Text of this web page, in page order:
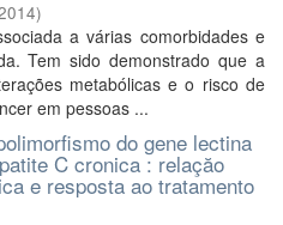
)
a várias comorbidades e
Tem sido demonstrado que a
metabólicas e o risco de
em pessoas ...
do gene lectina
C cronica : relaçăo
e resposta ao tratamento